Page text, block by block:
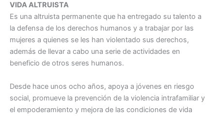
VIDA ALTRUISTA
Es una altruista permanente que ha entregado su talento a
la defensa de los derechos humanos y a trabajar por las
mujeres a quienes se les han violentado sus derechos,
además de llevar a cabo una serie de actividades en
beneficio de otros seres humanos.
Desde hace unos ocho años, apoya a jóvenes en riesgo
social, promueve la prevención de la violencia intrafamiliar y
el empoderamiento y mejora de las condiciones de vida